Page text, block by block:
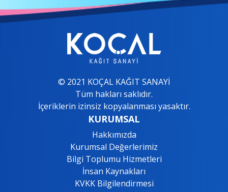
© 2021 KOÇAL KAĞIT SANAYİ
Tüm hakları saklıdır.
İçeriklerin izinsiz kopyalanması yasaktır.
KURUMSAL
Hakkımızda
Kurumsal Değerlerimiz
Bilgi Toplumu Hizmetleri
İnsan Kaynakları
KVKK Bilgilendirmesi